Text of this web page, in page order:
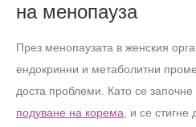
на менопауза
През менопаузата в женския
ендокринни и метаболитни
доста проблеми. Като се
подуване на корема , и се